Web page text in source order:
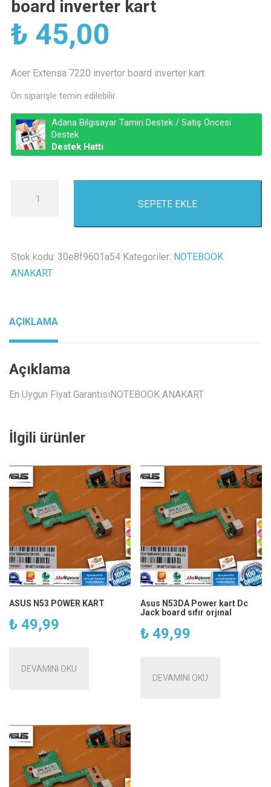
board inverter kart
₺ 45,00
Acer Extensa 7220 invertor board inverter kart
Ön siparişle temin edilebilir
Adana Bilgisayar Tamiri Destek / Satış Öncesi
Destek
Destek Hattı
Extensa
board
inverter
SEPETE EKLE
Stok kodu: 30e8f9601a54 Kategoriler: NOTEBOOK
ANAKART
AÇIKLAMA
Açıklama
En Uygun Fiyat GarantisiNOTEBOOK ANAKART
İlgili ürünler
ASUS N53 POWER KART
₺ 49,99
DEVAMINI OKU
Asus N53DA Power kart Dc
Jack board sıfır orjınal
₺ 49,99
DEVAMINI OKU